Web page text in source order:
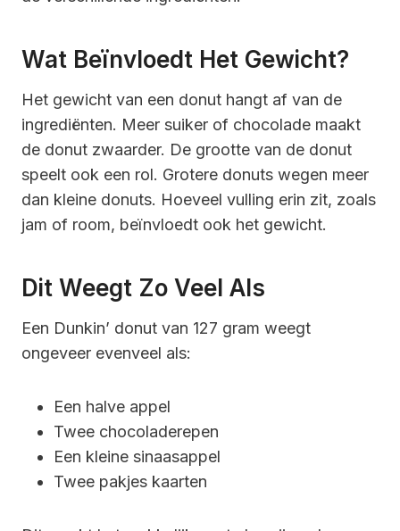
Wat Beïnvloedt Het Gewicht?
Het gewicht van een donut hangt af van de
ingrediënten. Meer suiker of chocolade maakt
de donut zwaarder. De grootte van de donut
speelt ook een rol. Grotere donuts wegen meer
dan kleine donuts. Hoeveel vulling erin zit, zoals
jam of room, beïnvloedt ook het gewicht.
Dit Weegt Zo Veel Als
Een Dunkin’ donut van 127 gram weegt
ongeveer evenveel als:
Een halve appel
Twee chocoladerepen
Een kleine sinaasappel
Twee pakjes kaarten